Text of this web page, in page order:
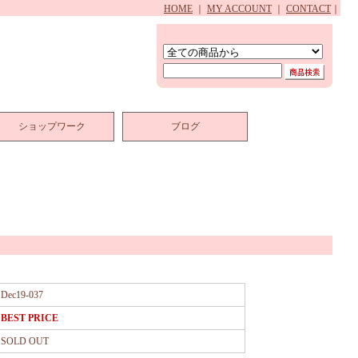
HOME MY ACCOUNT CONTACT
ショップワーク ブログ
Dec19-037
BEST PRICE
SOLD OUT